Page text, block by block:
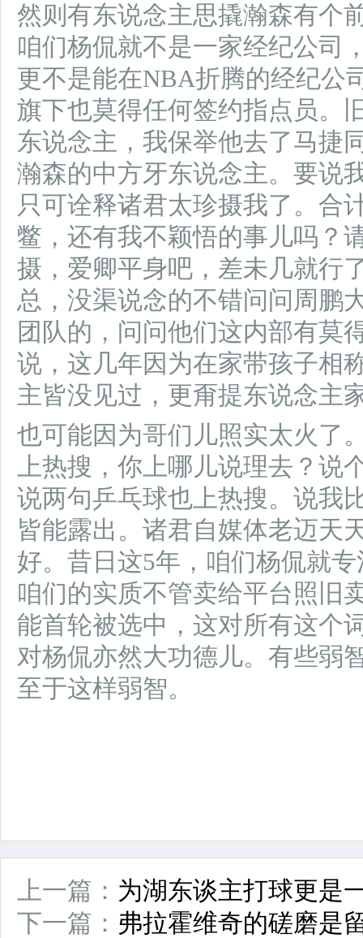
然则有东说念主思撬瀚森有个
咱们杨侃就不是一家经纪公司
更不是能在NBA折腾的经纪公
旗下也莫得任何签约指点员。
东说念主，我保举他去了马捷
瀚森的中方牙东说念主。要说
只可诠释诸君太珍摄我了。合
鳖，还有我不颖悟的事儿吗？
摄，爱卿平身吧，差未几就行
总，没渠说念的不错问问周鹏
团队的，问问他们这内部有莫
说，这几年因为在家带孩子相
主皆没见过，更甭提东说念主
也可能因为哥们儿照实太火了
上热搜，你上哪儿说理去？说
说两句乒乓球也上热搜。说我
皆能露出。诸君自媒体老迈天
好。昔日这5年，咱们杨侃就
咱们的实质不管卖给平台照旧
能首轮被选中，这对所有这个
对杨侃亦然大功德儿。有些弱
至于这样弱智。
上一篇： 为湖东谈主打球更是
下一篇： 弗拉霍维奇的磋磨是